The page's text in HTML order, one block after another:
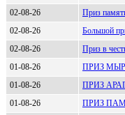
02-08-26
Приз
02-08-26
Большой
02-08-26
Приз в
01-08-26
ПРИЗ
01-08-26
ПРИЗ
01-08-26
ПРИЗ